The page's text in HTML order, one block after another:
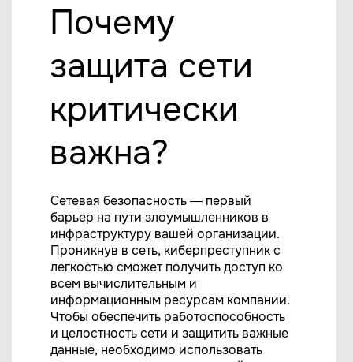
Почему
защита сети
критически
важна?
Сетевая безопасность — первый
барьер на пути злоумышленников в
инфраструктуру вашей организации.
Проникнув в сеть, киберпреступник с
легкостью сможет получить доступ ко
всем вычислительным и
информационным ресурсам компании.
Чтобы обеспечить работоспособность
и целостность сети и защитить важные
данные, необходимо использовать